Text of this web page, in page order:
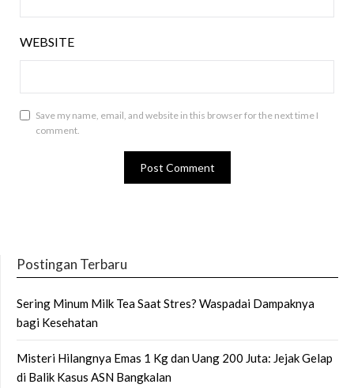
WEBSITE
Save my name, email, and website in this browser for the next time I
comment.
Postingan Terbaru
Sering Minum Milk Tea Saat Stres? Waspadai Dampaknya
bagi Kesehatan
Misteri Hilangnya Emas 1 Kg dan Uang 200 Juta: Jejak Gelap
di Balik Kasus ASN Bangkalan